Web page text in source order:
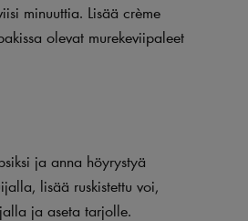
minuuttia. Lisää crème
olevat murekeviipaleet
ja anna höyrystyä
lisää ruskistettu voi,
ja aseta tarjolle.